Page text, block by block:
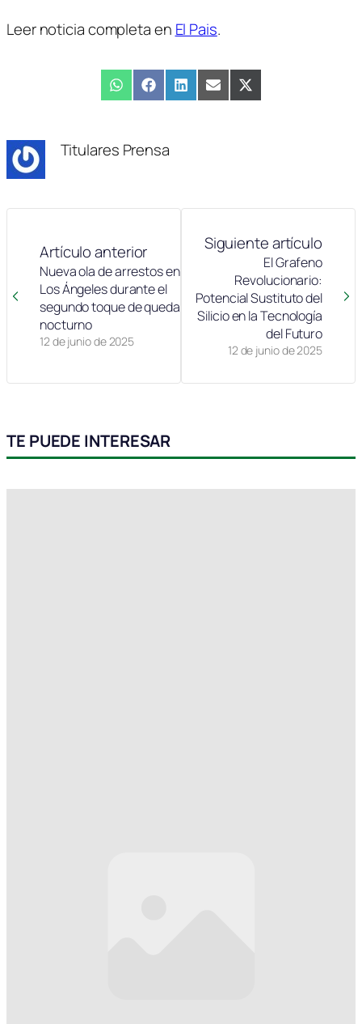
Leer noticia completa en El Pais.
Compartir
en
WhatsAppCompartir
en
FacebookCompartir
en
LinkedInCompartir
en
EmailCompartir
en
X
(Twitter)
Titulares Prensa
Artículo anterior
12 de junio de 2025
Nueva ola de arrestos en
Los Ángeles durante el
segundo toque de queda
nocturno
Siguiente artículo
12 de junio de 2025
El Grafeno
Revolucionario:
Potencial Sustituto del
Silicio en la Tecnología
del Futuro
TE PUEDE INTERESAR